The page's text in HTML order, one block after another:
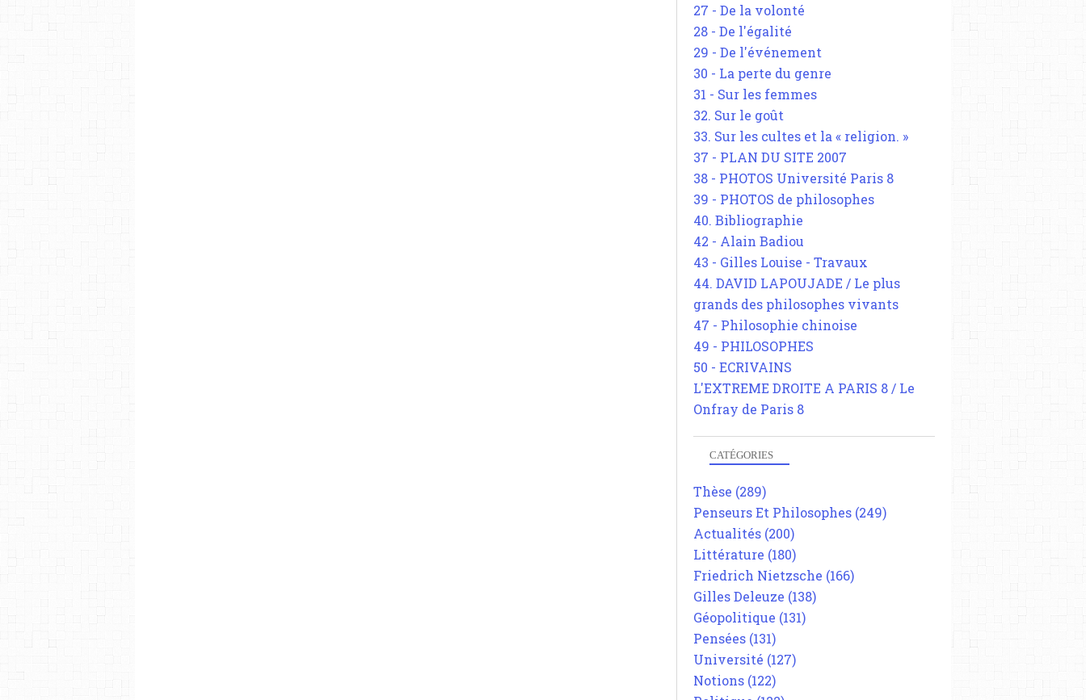
27 - De la volonté
28 - De l'égalité
29 - De l'événement
30 - La perte du genre
31 - Sur les femmes
32. Sur le goût
33. Sur les cultes et la « religion. »
37 - PLAN DU SITE 2007
38 - PHOTOS Université Paris 8
39 - PHOTOS de philosophes
40. Bibliographie
42 - Alain Badiou
43 - Gilles Louise - Travaux
44. DAVID LAPOUJADE / Le plus
grands des philosophes vivants
47 - Philosophie chinoise
49 - PHILOSOPHES
50 - ECRIVAINS
L'EXTREME DROITE A PARIS 8 / Le
Onfray de Paris 8
CATÉGORIES
Thèse (289)
Penseurs Et Philosophes (249)
Actualités (200)
Littérature (180)
Friedrich Nietzsche (166)
Gilles Deleuze (138)
Géopolitique (131)
Pensées (131)
Université (127)
Notions (122)